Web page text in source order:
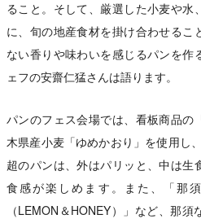
ること。そして、厳選した小麦や水
に、旬の地産食材を掛け合わせるこ
ない香りや味わいを感じるパンを作
ェフの安齋仁猛さんは語ります。
パンのフェス会場では、看板商品の
木県産小麦「ゆめかおり」を使用し
超のパンは、外はパリッと、中は生
食感が楽しめます。また、「那
（LEMON＆HONEY）」など、那